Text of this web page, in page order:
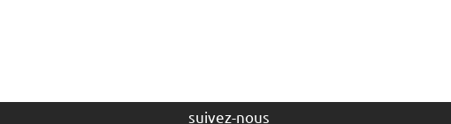
suivez-nous